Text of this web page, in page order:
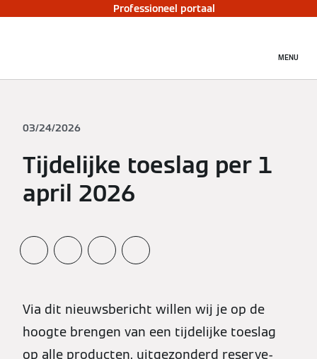
Professioneel portaal
MENU
03/24/2026
Tijdelijke toeslag per 1
april 2026
Via dit nieuwsbericht willen wij je op de
hoogte brengen van een tijdelijke toeslag
op alle producten, uitgezonderd reserve-